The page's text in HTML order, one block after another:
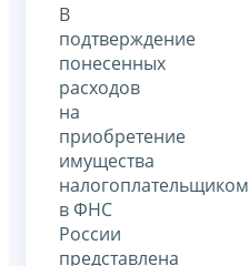
В
подтверждение
понесенных
расходов
на
приобретение
имущества
налогоплательщиком
в ФНС
России
представлена